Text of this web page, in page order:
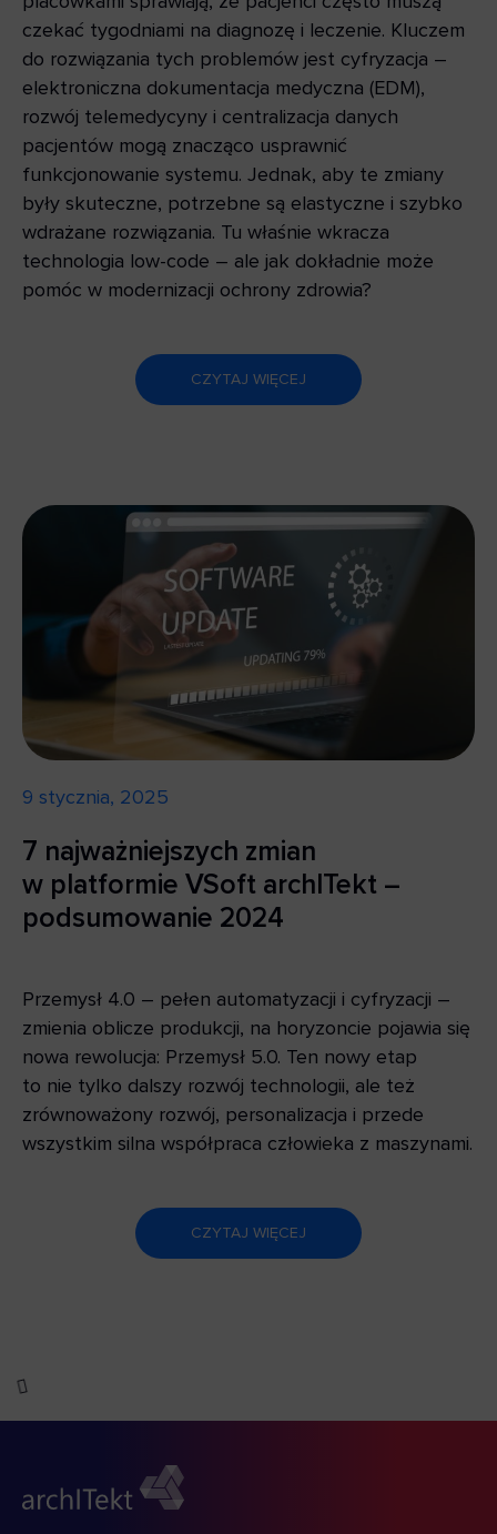
czekać tygodniami na diagnozę i leczenie. Kluczem
do rozwiązania tych problemów jest cyfryzacja –
elektroniczna dokumentacja medyczna (EDM),
rozwój telemedycyny i centralizacja danych
pacjentów mogą znacząco usprawnić
funkcjonowanie systemu. Jednak, aby te zmiany
były skuteczne, potrzebne są elastyczne i szybko
wdrażane rozwiązania. Tu właśnie wkracza
technologia low-code – ale jak dokładnie może
pomóc w modernizacji ochrony zdrowia?
CZYTAJ WIĘCEJ
9 stycznia, 2025
7 najważniejszych zmian
w platformie VSoft archITekt –
podsumowanie 2024
Przemysł 4.0 – pełen automatyzacji i cyfryzacji –
zmienia oblicze produkcji, na horyzoncie pojawia się
nowa rewolucja: Przemysł 5.0. Ten nowy etap
to nie tylko dalszy rozwój technologii, ale też
zrównoważony rozwój, personalizacja i przede
wszystkim silna współpraca człowieka z maszynami.
CZYTAJ WIĘCEJ